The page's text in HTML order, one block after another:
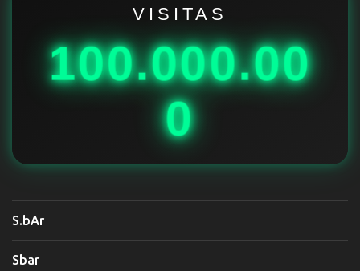
VISITAS
100.000.00
0
S.bAr
Sbar